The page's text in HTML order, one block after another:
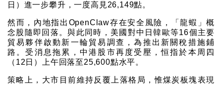
日）進一步攀升，一度高見26,149點。
然而，內地指出OpenClaw存在安全風險，「龍蝦」概
念股隨即回落。與此同時，美國對中日韓歐等16個主要
貿易夥伴啟動新一輪貿易調查，為推出新關稅措施鋪
路。受消息拖累，中港股市再度受壓，恒指於本周四
（12日）上午回落至25,600點水平。
策略上，大市目前維持反覆上落格局，惟煤炭板塊表現